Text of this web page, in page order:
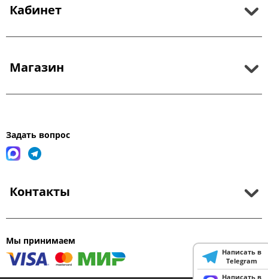
Кабинет
Магазин
Задать вопрос
Контакты
Мы принимаем
Написать в
Telegram
Написать в